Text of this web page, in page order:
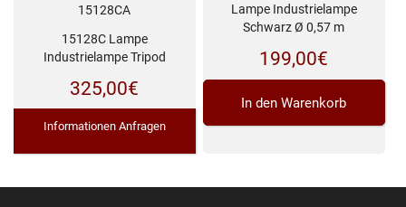
15128CA
15128C Lampe
Industrielampe Tripod
325,00€
Informationen Anfragen
Lampe Industrielampe
Schwarz Ø 0,57 m
199,00€
In den Warenkorb